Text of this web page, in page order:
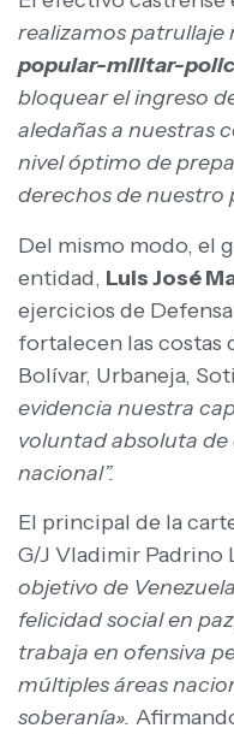
realizamos patrullaje
popular-militar-
bloquear el ingreso
aledañas a nuestras
nivel óptimo de
derechos de nuestro
Del mismo modo, el
entidad, Luis José
ejercicios de
fortalecen las costas
Bolívar, Urbaneja,
evidencia nuestra
voluntad absoluta
nacional”.
El principal de la
G/J Vladimir Padrino
objetivo de
felicidad social en
trabaja en ofensiva
múltiples áreas
soberanía».